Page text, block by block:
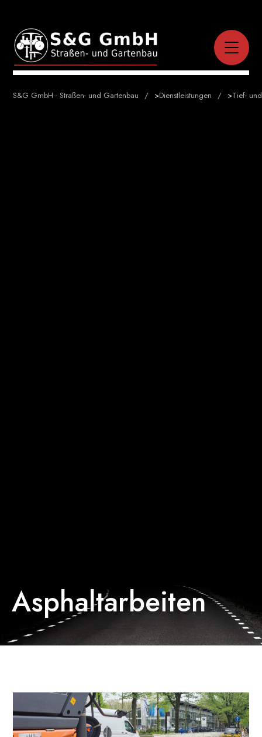
S&G GmbH - Straßen- und Gartenbau >Dienstleistungen >Tief-
Asphaltarbeiten